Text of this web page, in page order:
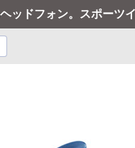
ッドフォン。スポーツ